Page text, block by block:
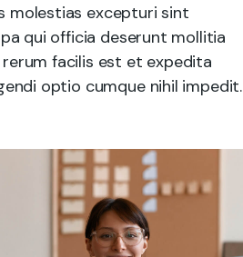
molestias excepturi sint
qui officia deserunt mollitia
facilis est et expedita
optio cumque nihil impedit.